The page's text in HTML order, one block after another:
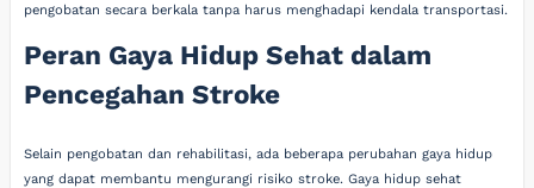
pengobatan secara berkala tanpa harus menghadapi kendala transportasi.
Peran Gaya Hidup Sehat dalam
Pencegahan Stroke
Selain pengobatan dan rehabilitasi, ada beberapa perubahan gaya hidup
yang dapat membantu mengurangi risiko stroke. Gaya hidup sehat